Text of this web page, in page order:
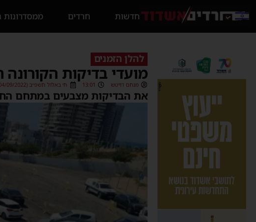
חדשות חרדים ממסדרונות
להלן הזמנים
מועדי בדיקות
מנחם דויטש 13:01 ח׳ באלול תשפ״ב (04/09/2022)
את הבדיקות מצבעים במתחם